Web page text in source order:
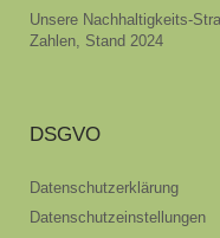
Unsere Nachhaltigkeits-
Zahlen, Stand 2024
DSGVO
Datenschutzerklärung
Datenschutzeinstellungen